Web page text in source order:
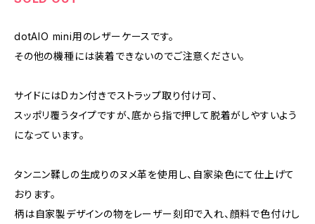
dotAIO mini用のレザーケースです。
その他の機種には装着できないのでご注意ください。
サイドにはDカン付きでストラップ取り付け可、
スッポリ覆うタイプですが、底から指で押して脱着がしやすいよう
になっています。
タンニン鞣しの生成りのヌメ革を使用し、自家染色にて仕上げて
おります。
柄は自家製デザインの物をレーザー刻印で入れ、顔料で色付けし